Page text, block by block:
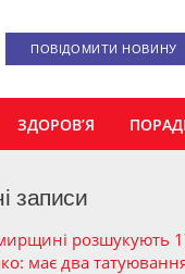
ПОВІДОМИТИ НОВИНУ
ЗДОРОВ’Я
записи
розшукують
має два